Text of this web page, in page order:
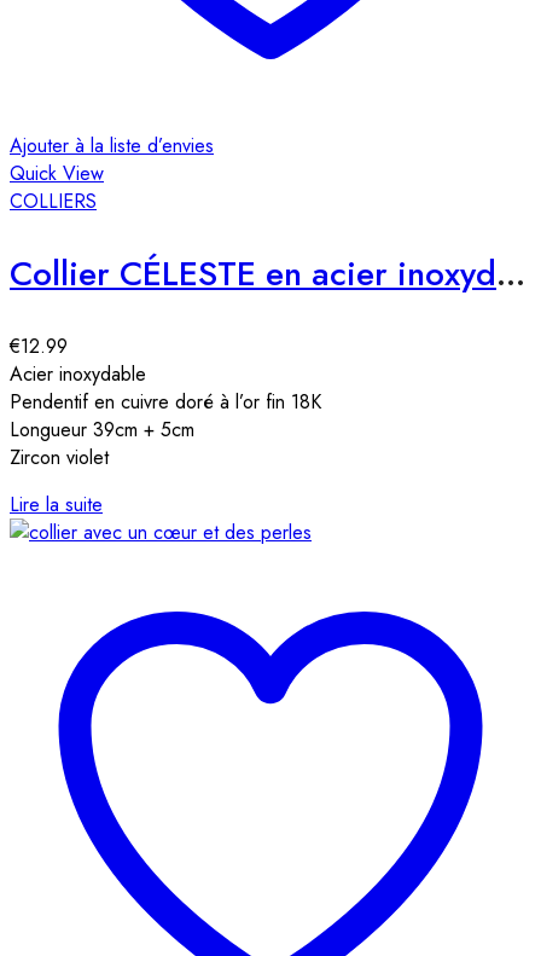
Ajouter à la liste d’envies
Quick View
COLLIERS
Collier CÉLESTE en acier inoxydable
€12.99
Acier inoxydable
Pendentif en cuivre doré à l’or fin 18K
Longueur 39cm + 5cm
Zircon violet
Lire la suite